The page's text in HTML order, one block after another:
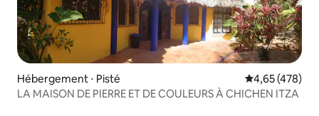
Hébergement ⋅ Pisté Évaluation
4,65 (478)
LA MAISON DE PIERRE ET DE COULEURS À CHICHEN ITZA